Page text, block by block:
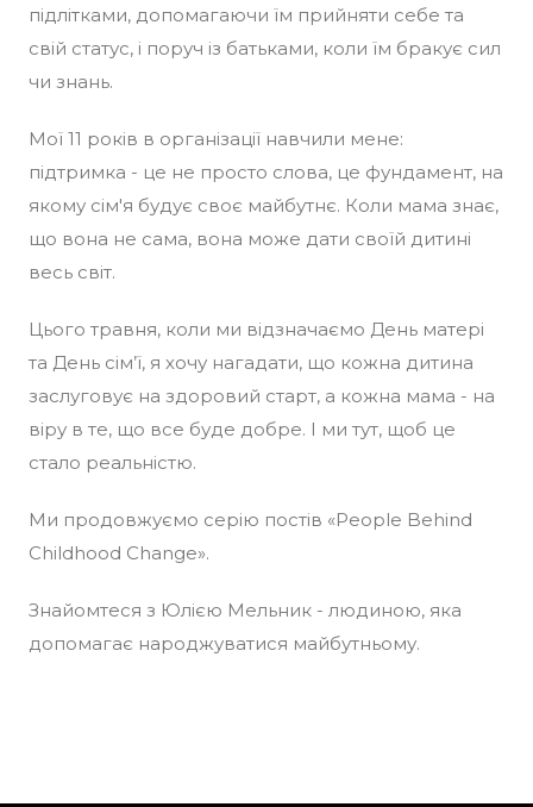
підлітками, допомагаючи їм прийняти себе та
свій статус, і поруч із батьками, коли їм бракує сил
чи знань.
Мої 11 років в організації навчили мене:
підтримка - це не просто слова, це фундамент, на
якому сім'я будує своє майбутнє. Коли мама знає,
що вона не сама, вона може дати своїй дитині
весь світ.
Цього травня, коли ми відзначаємо День матері
та День сім’ї, я хочу нагадати, що кожна дитина
заслуговує на здоровий старт, а кожна мама - на
віру в те, що все буде добре. І ми тут, щоб це
стало реальністю.
Ми продовжуємо серію постів «People Behind
Childhood Change».
Знайомтеся з Юлією Мельник - людиною, яка
допомагає народжуватися майбутньому.